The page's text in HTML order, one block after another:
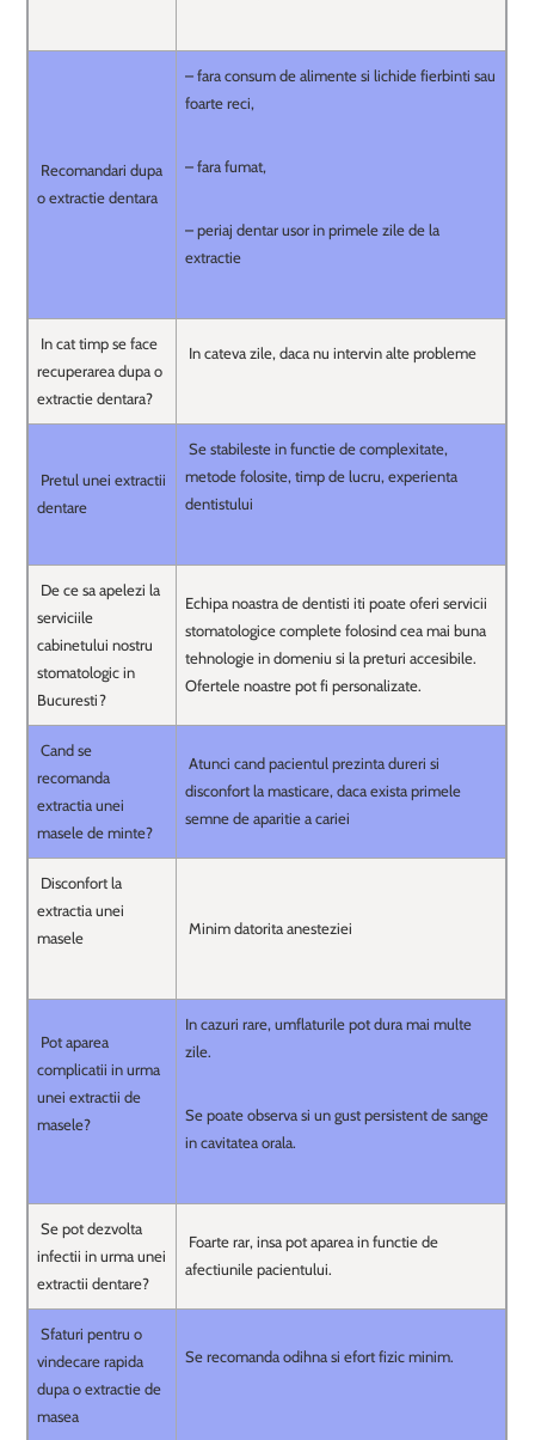
Recomandari dupa
o extractie dentara
– fara consum de alimente si lichide fierbinti sau
foarte reci,
– fara fumat,
– periaj dentar usor in primele zile de la
extractie
In cat timp se face
recuperarea dupa o
extractie dentara?
In cateva zile, daca nu intervin alte probleme
Pretul unei extractii
dentare
Se stabileste in functie de complexitate,
metode folosite, timp de lucru, experienta
dentistului
De ce sa apelezi la
serviciile
cabinetului nostru
stomatologic in
Bucuresti?
Echipa noastra de dentisti iti poate oferi servicii
stomatologice complete folosind cea mai buna
tehnologie in domeniu si la preturi accesibile.
Ofertele noastre pot fi personalizate.
Cand se
recomanda
extractia unei
masele de minte?
Atunci cand pacientul prezinta dureri si
disconfort la masticare, daca exista primele
semne de aparitie a cariei
Disconfort la
extractia unei
masele
Minim datorita anesteziei
Pot aparea
complicatii in urma
unei extractii de
masele?
In cazuri rare, umflaturile pot dura mai multe
zile.
Se poate observa si un gust persistent de sange
in cavitatea orala.
Se pot dezvolta
infectii in urma unei
extractii dentare?
Foarte rar, insa pot aparea in functie de
afectiunile pacientului.
Sfaturi pentru o
vindecare rapida
dupa o extractie de
masea
Se recomanda odihna si efort fizic minim.